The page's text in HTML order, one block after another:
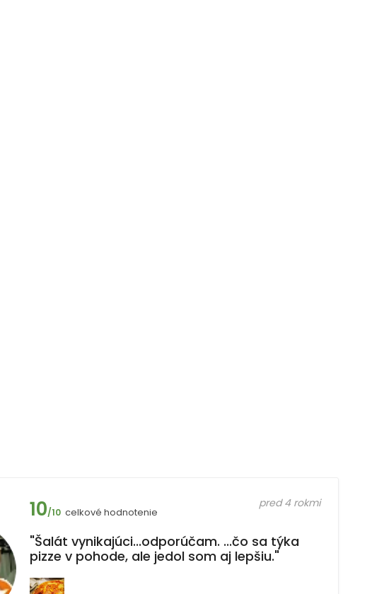
10/10 celkové hodnotenie
pred 4 rokmi
"Šalát vynikajúci...odporúčam. ...čo sa týka
pizze v pohode, ale jedol som aj lepšiu."